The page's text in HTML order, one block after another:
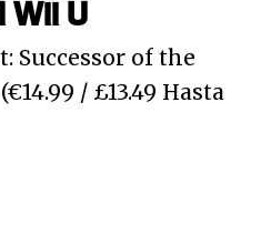
Wii U
Successor of the
/ £13.49 Hasta